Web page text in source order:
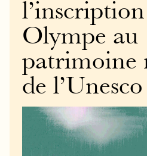
Olympe au
patrimoine
de l’Unesco